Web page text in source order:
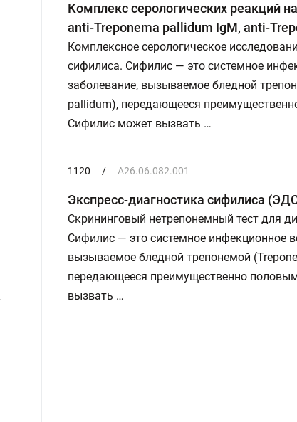
Комплекс серологических реакций
anti-Treponema pallidum IgM, anti-
Комплексное серологическое
сифилиса. Сифилис — это системное
заболевание, вызываемое бледной
pallidum), передающееся
Сифилис может вызвать …
1120 / A26.06.082.001
Экспресс-диагностика сифилиса
Скрининговый нетрепонемный тест для
Сифилис — это системное инфекционное
вызываемое бледной трепонемой
передающееся преимущественно
вызвать …